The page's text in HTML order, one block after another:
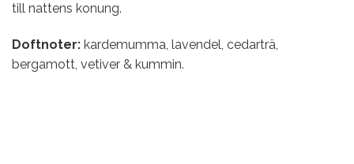
till nattens konung.
Doftnoter: kardemumma, lavendel, cedarträ,
bergamott, vetiver & kummin.